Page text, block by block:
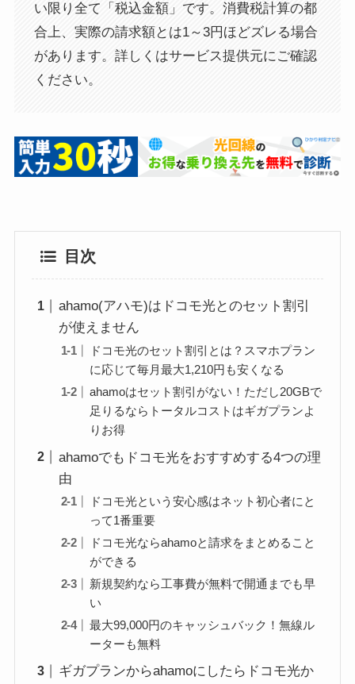
い限り全て「税込金額」です。消費税計算の都
合上、実際の請求額とは1～3円ほどズレる場合
があります。詳しくはサービス提供元にご確認
ください。
目次
ahamo(アハモ)はドコモ光とのセット割引
が使えません
ドコモ光のセット割引とは？スマホプラン
に応じて毎月最大1,210円も安くなる
ahamoはセット割引がない！ただし20GBで
足りるならトータルコストはギガプランよ
りお得
ahamoでもドコモ光をおすすめする4つの理
由
ドコモ光という安心感はネット初心者にと
って1番重要
ドコモ光ならahamoと請求をまとめること
ができる
新規契約なら工事費が無料で開通までも早
い
最大99,000円のキャッシュバック！無線ル
ーターも無料
ギガプランからahamoにしたらドコモ光か